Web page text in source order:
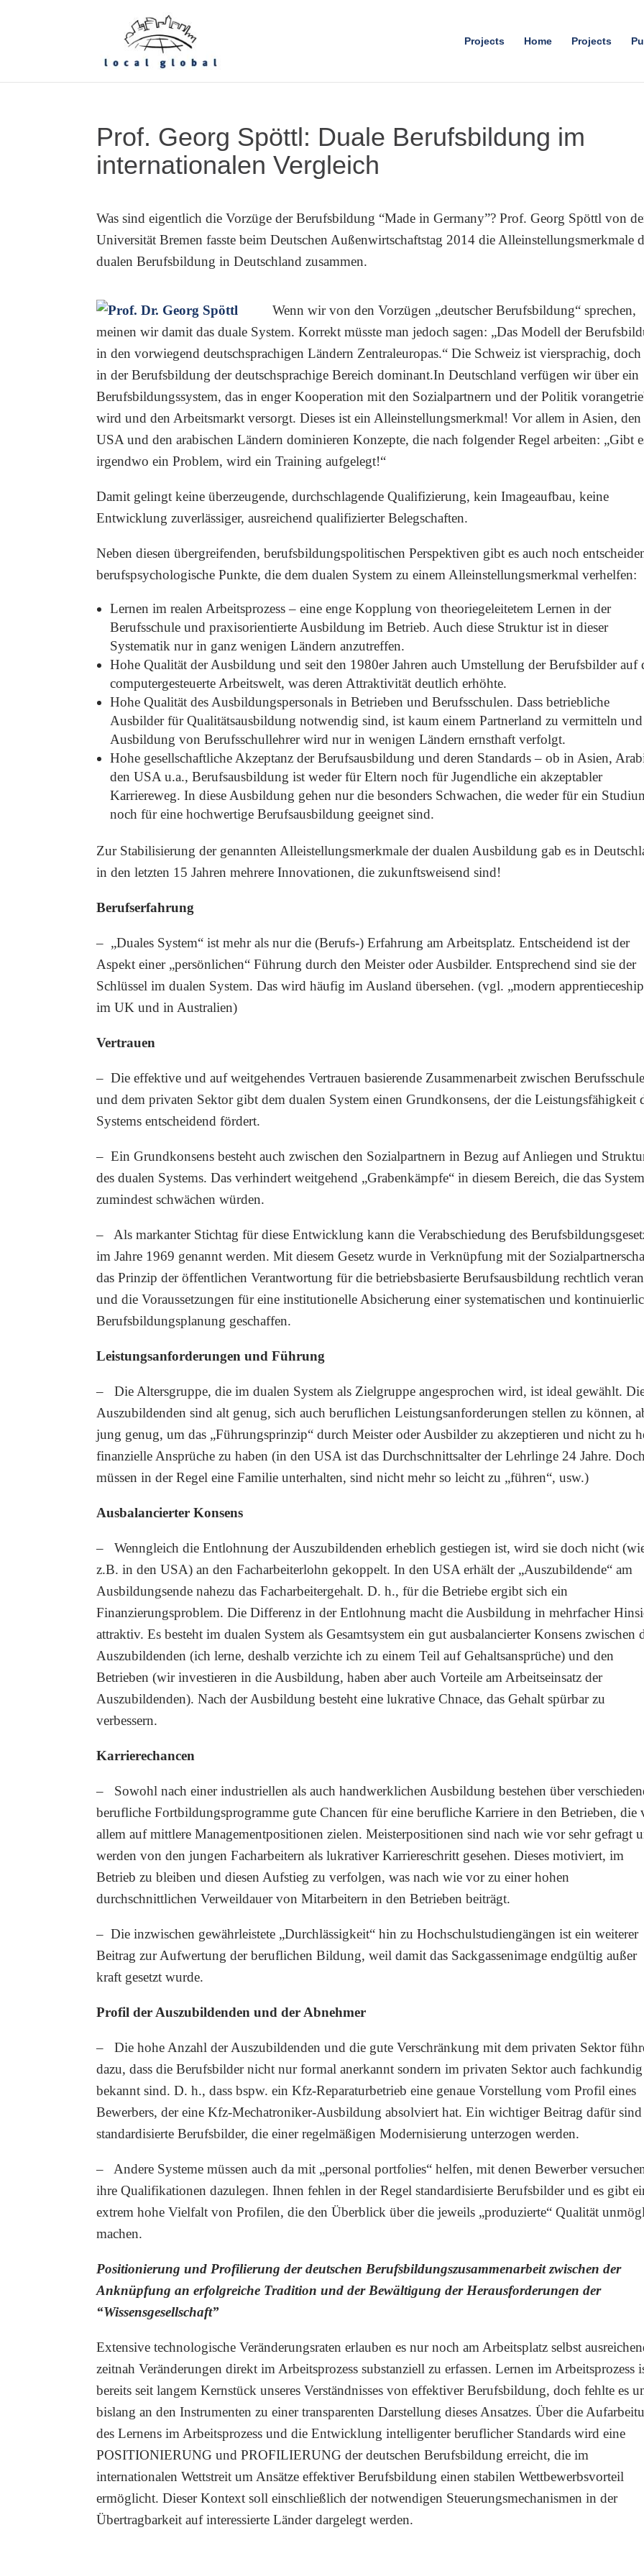
Projects Home Projects
Prof. Georg Spöttl: Duale Berufsbildung im
internationalen Vergleich
Was sind eigentlich die Vorzüge der Berufsbildung “Made in Germany”? Prof. Georg Spöttl von
Universität Bremen fasste beim Deutschen Außenwirtschaftstag 2014 die Alleinstellungsmerkmale
dualen Berufsbildung in Deutschland zusammen.
Wenn wir von den Vorzügen „deutscher Berufsbildung“ sprechen,
meinen wir damit das duale System. Korrekt müsste man jedoch sagen: „Das Modell der
in den vorwiegend deutschsprachigen Ländern Zentraleuropas.“ Die Schweiz ist viersprachig, doch
in der Berufsbildung der deutschsprachige Bereich dominant.In Deutschland verfügen wir über ein
Berufsbildungssystem, das in enger Kooperation mit den Sozialpartnern und der Politik
wird und den Arbeitsmarkt versorgt. Dieses ist ein Alleinstellungsmerkmal! Vor allem in Asien, den
USA und den arabischen Ländern dominieren Konzepte, die nach folgender Regel arbeiten: „Gibt
irgendwo ein Problem, wird ein Training aufgelegt!“
Damit gelingt keine überzeugende, durchschlagende Qualifizierung, kein Imageaufbau, keine
Entwicklung zuverlässiger, ausreichend qualifizierter Belegschaften.
Neben diesen übergreifenden, berufsbildungspolitischen Perspektiven gibt es auch noch
berufspsychologische Punkte, die dem dualen System zu einem Alleinstellungsmerkmal verhelfen:
Lernen im realen Arbeitsprozess – eine enge Kopplung von theoriegeleitetem Lernen in der
Berufsschule und praxisorientierte Ausbildung im Betrieb. Auch diese Struktur ist in dieser
Systematik nur in ganz wenigen Ländern anzutreffen.
Hohe Qualität der Ausbildung und seit den 1980er Jahren auch Umstellung der Berufsbilder auf
computergesteuerte Arbeitswelt, was deren Attraktivität deutlich erhöhte.
Hohe Qualität des Ausbildungspersonals in Betrieben und Berufsschulen. Dass betriebliche
Ausbilder für Qualitätsausbildung notwendig sind, ist kaum einem Partnerland zu vermitteln
Ausbildung von Berufsschullehrer wird nur in wenigen Ländern ernsthaft verfolgt.
Hohe gesellschaftliche Akzeptanz der Berufsausbildung und deren Standards – ob in Asien,
den USA u.a., Berufsausbildung ist weder für Eltern noch für Jugendliche ein akzeptabler
Karriereweg. In diese Ausbildung gehen nur die besonders Schwachen, die weder für ein
noch für eine hochwertige Berufsausbildung geeignet sind.
Zur Stabilisierung der genannten Alleistellungsmerkmale der dualen Ausbildung gab es in
in den letzten 15 Jahren mehrere Innovationen, die zukunftsweisend sind!
Berufserfahrung
– „Duales System“ ist mehr als nur die (Berufs-) Erfahrung am Arbeitsplatz. Entscheidend ist der
Aspekt einer „persönlichen“ Führung durch den Meister oder Ausbilder. Entsprechend sind sie der
Schlüssel im dualen System. Das wird häufig im Ausland übersehen. (vgl. „modern
im UK und in Australien)
Vertrauen
– Die effektive und auf weitgehendes Vertrauen basierende Zusammenarbeit zwischen Berufsschule
und dem privaten Sektor gibt dem dualen System einen Grundkonsens, der die Leistungsfähigkeit
Systems entscheidend fördert.
– Ein Grundkonsens besteht auch zwischen den Sozialpartnern in Bezug auf Anliegen und
des dualen Systems. Das verhindert weitgehend „Grabenkämpfe“ in diesem Bereich, die das System
zumindest schwächen würden.
– Als markanter Stichtag für diese Entwicklung kann die Verabschiedung des
im Jahre 1969 genannt werden. Mit diesem Gesetz wurde in Verknüpfung mit der
das Prinzip der öffentlichen Verantwortung für die betriebsbasierte Berufsausbildung rechtlich
und die Voraussetzungen für eine institutionelle Absicherung einer systematischen und
Berufsbildungsplanung geschaffen.
Leistungsanforderungen und Führung
– Die Altersgruppe, die im dualen System als Zielgruppe angesprochen wird, ist ideal gewählt.
Auszubildenden sind alt genug, sich auch beruflichen Leistungsanforderungen stellen zu können,
jung genug, um das „Führungsprinzip“ durch Meister oder Ausbilder zu akzeptieren und nicht zu
finanzielle Ansprüche zu haben (in den USA ist das Durchschnittsalter der Lehrlinge 24 Jahre.
müssen in der Regel eine Familie unterhalten, sind nicht mehr so leicht zu „führen“, usw.)
Ausbalancierter Konsens
– Wenngleich die Entlohnung der Auszubildenden erheblich gestiegen ist, wird sie doch nicht
z.B. in den USA) an den Facharbeiterlohn gekoppelt. In den USA erhält der „Auszubildende“ am
Ausbildungsende nahezu das Facharbeitergehalt. D. h., für die Betriebe ergibt sich ein
Finanzierungsproblem. Die Differenz in der Entlohnung macht die Ausbildung in mehrfacher
attraktiv. Es besteht im dualen System als Gesamtsystem ein gut ausbalancierter Konsens zwischen
Auszubildenden (ich lerne, deshalb verzichte ich zu einem Teil auf Gehaltsansprüche) und den
Betrieben (wir investieren in die Ausbildung, haben aber auch Vorteile am Arbeitseinsatz der
Auszubildenden). Nach der Ausbildung besteht eine lukrative Chnace, das Gehalt spürbar zu
verbessern.
Karrierechancen
– Sowohl nach einer industriellen als auch handwerklichen Ausbildung bestehen über
berufliche Fortbildungsprogramme gute Chancen für eine berufliche Karriere in den Betrieben, die
allem auf mittlere Managementpositionen zielen. Meisterpositionen sind nach wie vor sehr gefragt
werden von den jungen Facharbeitern als lukrativer Karriereschritt gesehen. Dieses motiviert, im
Betrieb zu bleiben und diesen Aufstieg zu verfolgen, was nach wie vor zu einer hohen
durchschnittlichen Verweildauer von Mitarbeitern in den Betrieben beiträgt.
– Die inzwischen gewährleistete „Durchlässigkeit“ hin zu Hochschulstudiengängen ist ein weiterer
Beitrag zur Aufwertung der beruflichen Bildung, weil damit das Sackgassenimage endgültig außer
kraft gesetzt wurde.
Profil der Auszubildenden und der Abnehmer
– Die hohe Anzahl der Auszubildenden und die gute Verschränkung mit dem privaten Sektor
dazu, dass die Berufsbilder nicht nur formal anerkannt sondern im privaten Sektor auch fachkundig
bekannt sind. D. h., dass bspw. ein Kfz-Reparaturbetrieb eine genaue Vorstellung vom Profil eines
Bewerbers, der eine Kfz-Mechatroniker-Ausbildung absolviert hat. Ein wichtiger Beitrag dafür sind
standardisierte Berufsbilder, die einer regelmäßigen Modernisierung unterzogen werden.
– Andere Systeme müssen auch da mit „personal portfolies“ helfen, mit denen Bewerber
ihre Qualifikationen dazulegen. Ihnen fehlen in der Regel standardisierte Berufsbilder und es gibt
extrem hohe Vielfalt von Profilen, die den Überblick über die jeweils „produzierte“ Qualität
machen.
Positionierung und Profilierung der deutschen Berufsbildungszusammenarbeit zwischen der
Anknüpfung an erfolgreiche Tradition und der Bewältigung der Herausforderungen der
“Wissensgesellschaft”
Extensive technologische Veränderungsraten erlauben es nur noch am Arbeitsplatz selbst
zeitnah Veränderungen direkt im Arbeitsprozess substanziell zu erfassen. Lernen im Arbeitsprozess
bereits seit langem Kernstück unseres Verständnisses von effektiver Berufsbildung, doch fehlte es
bislang an den Instrumenten zu einer transparenten Darstellung dieses Ansatzes. Über die
des Lernens im Arbeitsprozess und die Entwicklung intelligenter beruflicher Standards wird eine
POSITIONIERUNG und PROFILIERUNG der deutschen Berufsbildung erreicht, die im
internationalen Wettstreit um Ansätze effektiver Berufsbildung einen stabilen Wettbewerbsvorteil
ermöglicht. Dieser Kontext soll einschließlich der notwendigen Steuerungsmechanismen in der
Übertragbarkeit auf interessierte Länder dargelegt werden.